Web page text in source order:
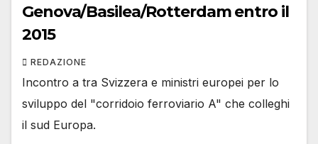
Genova/Basilea/Rotterdam entro il
2015
REDAZIONE
Incontro a tra Svizzera e ministri europei per lo
sviluppo del "corridoio ferroviario A" che colleghi
il sud Europa.